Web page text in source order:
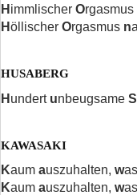
H immlischer Orgasmus
Höllischer Orgasmus n
HUSABERG
H undert unbeugsame S
KAWASAKI
Kaum auszuhalten, was
Kaum auszuhalten, was